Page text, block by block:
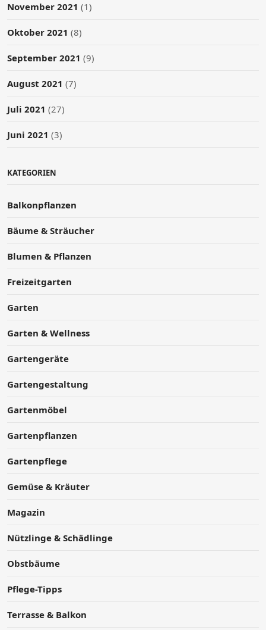
November 2021 (1)
Oktober 2021 (8)
September 2021 (9)
August 2021 (7)
Juli 2021 (27)
Juni 2021 (3)
KATEGORIEN
Balkonpflanzen
Bäume & Sträucher
Blumen & Pflanzen
Freizeitgarten
Garten
Garten & Wellness
Gartengeräte
Gartengestaltung
Gartenmöbel
Gartenpflanzen
Gartenpflege
Gemüse & Kräuter
Magazin
Nützlinge & Schädlinge
Obstbäume
Pflege-Tipps
Terrasse & Balkon